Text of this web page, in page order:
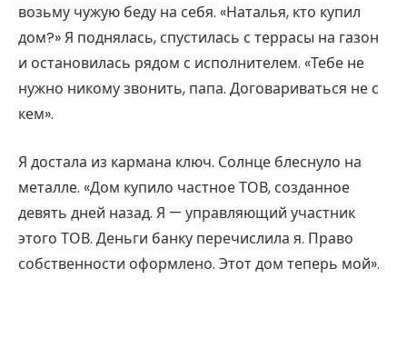
возьму чужую беду на себя. «Наталья, кто купил
дом?» Я поднялась, спустилась с террасы на газон
и остановилась рядом с исполнителем. «Тебе не
нужно никому звонить, папа. Договариваться не с
кем».
Я достала из кармана ключ. Солнце блеснуло на
металле. «Дом купило частное ТОВ, созданное
девять дней назад. Я — управляющий участник
этого ТОВ. Деньги банку перечислила я. Право
собственности оформлено. Этот дом теперь мой».